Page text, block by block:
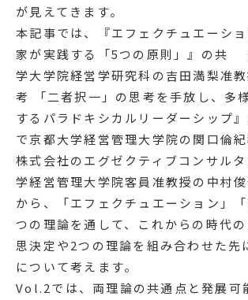
が見えてきます。
本記事では、『エフェクチュエーシ
家が実践する「5つの原則」』の共
学大学院経営学研究科の吉田満梨准
考 「二者択一」の思考を手放し、多
するパラドキシカルリーダーシップ
で京都大学経営管理大学院の関口倫
株式会社のエグゼクティブコンサル
学経営管理大学院客員准教授の中村
から、「エフェクチュエーション」
つの理論を通して、これからの時代
思決定や2つの理論を組み合わせた先
について考えます。
Vol.2では、両理論の共通点と発展可